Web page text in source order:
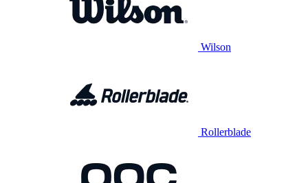
Wilson
Rollerblade